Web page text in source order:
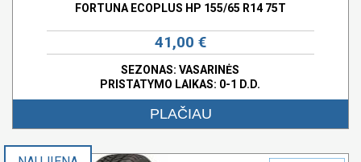
FORTUNA ECOPLUS HP 155/65 R14 75T
41,00 €
SEZONAS: VASARINĖS
PRISTATYMO LAIKAS: 0-1 D.D.
PLAČIAU